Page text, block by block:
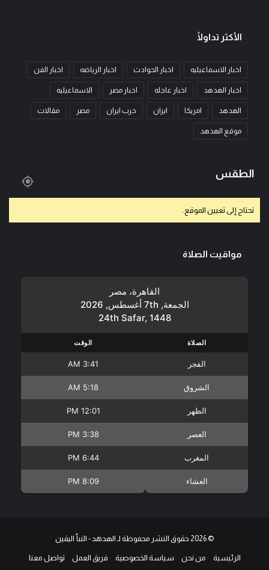
الأكثر تداولًا
اخبار الاسماعيليه اخبار الحوادث اخبار الرياضه اخبار الفن
اخبار الهدهد اخبار عاجله اخبار مصر الاسماعيليه
الهدهد امريكا ايران حرب ايران مصر مقالات
موقع الهدهد
الطقس
تحتاج إلى تعيين الموقع.
مواقيت الصلاة
القاهرة، مصر
الجمعة, 7th أغسطس, 2026
24th Safar, 1448
الصلاة الوقت
الفجر 3:41 AM
الشروق 5:18 AM
الظهر 12:01 PM
العصر 3:38 PM
المغرب 6:44 PM
العشاء 8:09 PM
© 2026 حقوق النشر محفوظة لـ الهدهد - النبأ اليقين
الرئيسية من نحن سياسة الخصوصية فريق العمل تواصل معنا